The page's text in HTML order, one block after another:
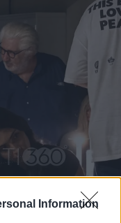
Information